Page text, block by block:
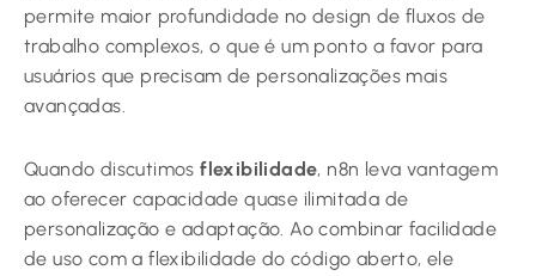
permite maior profundidade no design de fluxos de
trabalho complexos, o que é um ponto a favor para
usuários que precisam de personalizações mais
avançadas.
Quando discutimosflexibilidade, n8n leva vantagem
ao oferecer capacidade quase ilimitada de
personalização e adaptação. Ao combinar facilidade
de uso com a flexibilidade do código aberto, ele